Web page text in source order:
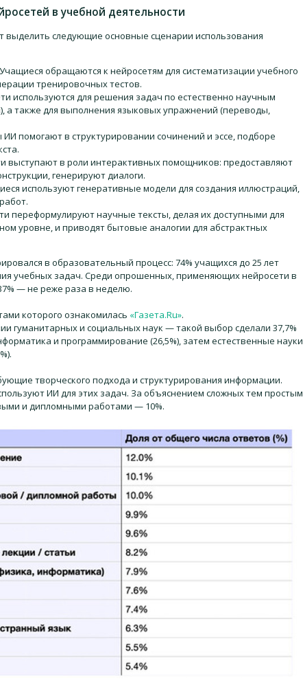
в учебной деятельности
следующие основные сценарии использования
обращаются к нейросетям для систематизации учебного
тренировочных тестов.
используются для решения задач по естественно научным
а также для выполнения языковых упражнений (переводы,
помогают в структурировании сочинений и эссе, подборе
выступают в роли интерактивных помощников: предоставляют
генерируют диалоги.
используют генеративные модели для создания иллюстраций,
переформулируют научные тексты, делая их доступными для
уровне, и приводят бытовые аналогии для абстрактных
в образовательный процесс: 74% учащихся до 25 лет
учебных задач. Среди опрошенных, применяющих нейросети в
— не реже раза в неделю.
которого ознакомилась «Газета.Ru».
гуманитарных и социальных наук — такой выбор сделали 37,7%
и программирование (26,5%), затем естественные науки
творческого подхода и структурирования информации.
ИИ для этих задач. За объяснением сложных тем простым
и дипломными работами — 10%.